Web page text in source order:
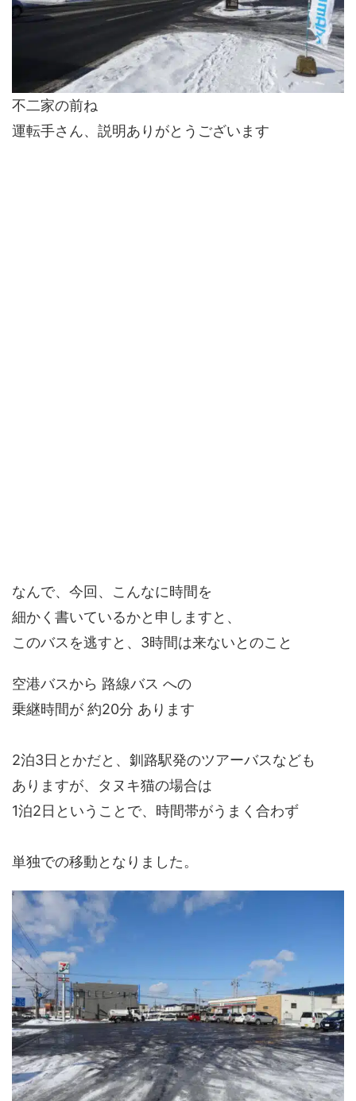
不二家の前ね
運転手さん、説明ありがとうございます
なんで、今回、こんなに時間を
細かく書いているかと申しますと、
このバスを逃すと、3時間は来ないとのこと
空港バスから 路線バス への
乗継時間が 約20分 あります
2泊3日とかだと、釧路駅発のツアーバスなども
ありますが、タヌキ猫の場合は
1泊2日ということで、時間帯がうまく合わず
単独での移動となりました。